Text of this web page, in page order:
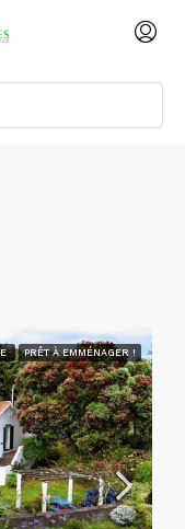
PRÊT À EMMÉNAGER !